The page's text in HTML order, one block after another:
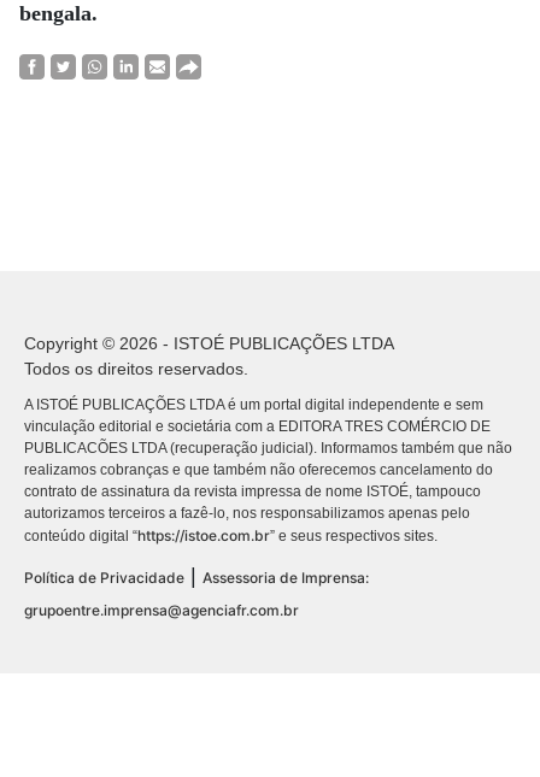
bengala.
Copyright © 2026 - ISTOÉ PUBLICAÇÕES LTDA
Todos os direitos reservados.
A ISTOÉ PUBLICAÇÕES LTDA é um portal digital independente e sem
vinculação editorial e societária com a EDITORA TRES COMÉRCIO DE
PUBLICACÕES LTDA (recuperação judicial). Informamos também que não
realizamos cobranças e que também não oferecemos cancelamento do
contrato de assinatura da revista impressa de nome ISTOÉ, tampouco
autorizamos terceiros a fazê-lo, nos responsabilizamos apenas pelo
conteúdo digital “https://istoe.com.br” e seus respectivos sites.
Política de Privacidade
Assessoria de Imprensa:
grupoentre.imprensa@agenciafr.com.br